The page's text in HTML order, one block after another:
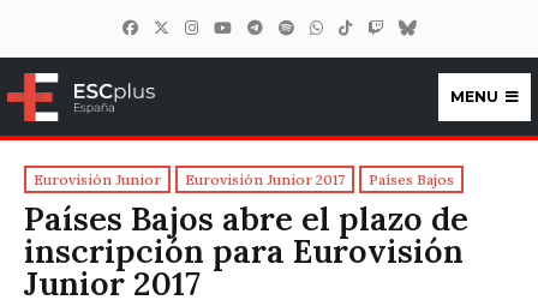
ESCplus España
MENU
Eurovisión Junior Eurovisión Junior 2017 Países Bajos
Países Bajos abre el plazo de
inscripción para Eurovisión
Junior 2017